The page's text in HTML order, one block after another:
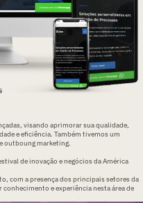
, visando aprimorar suaqualidade,
e eficiência. Também tivemos um
outboung marketing.
de inovação e negócios da América
com a presença dos principais setores da
e experiência nesta área de